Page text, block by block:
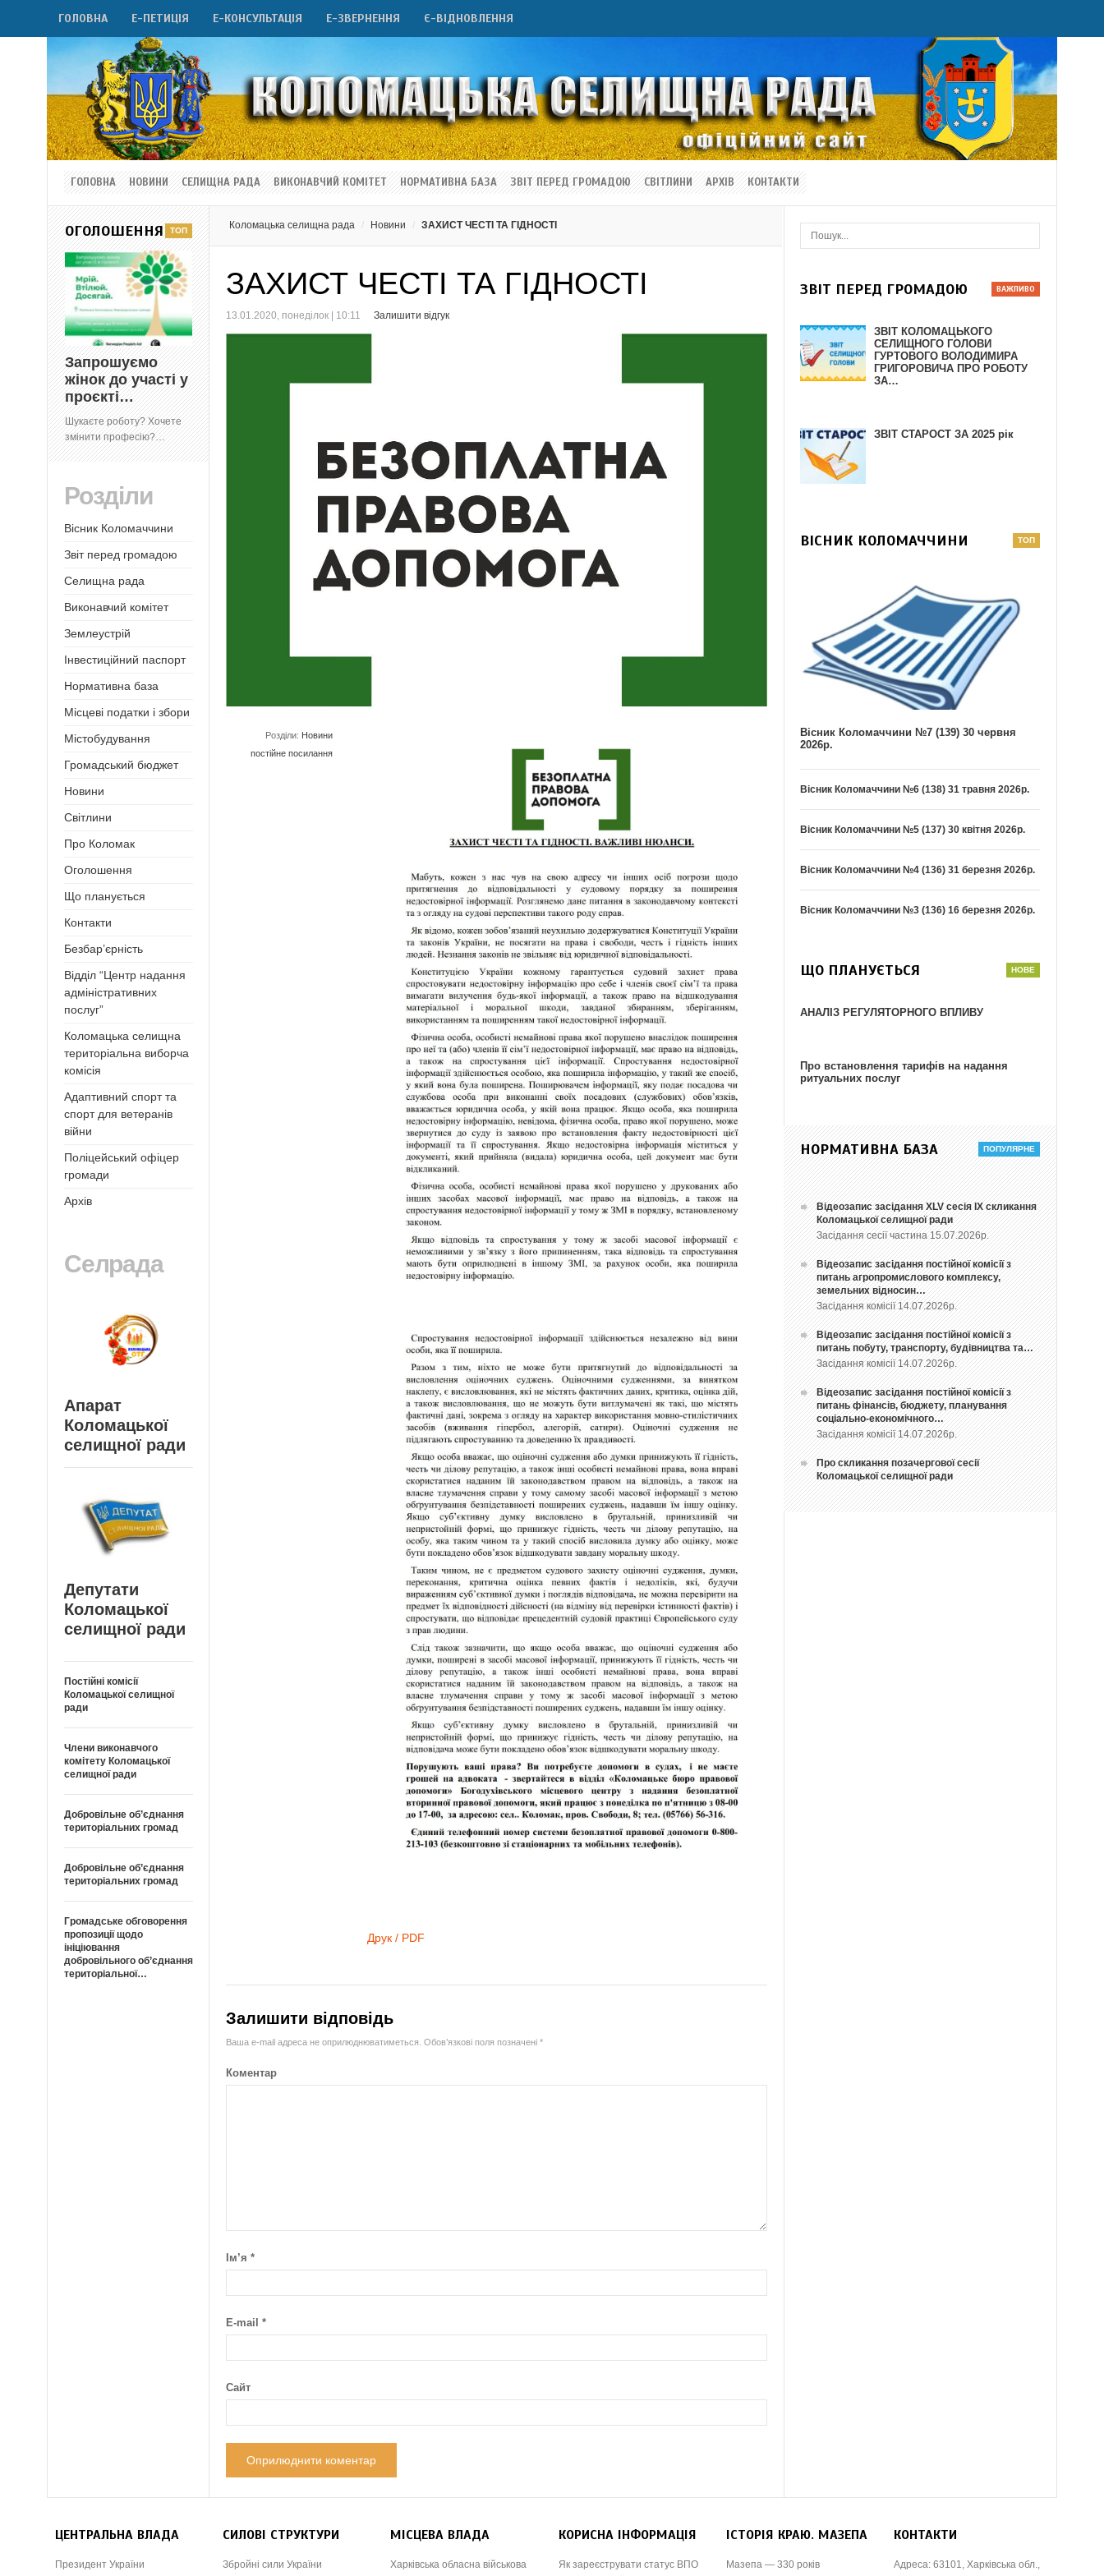
ГОЛОВНА Е-ПЕТИЦІЯ Е-КОНСУЛЬТАЦІЯ Е-ЗВЕРНЕННЯ Є-ВІДНОВЛЕННЯ
ГОЛОВНА НОВИНИ СЕЛИЩНА РАДА ВИКОНАВЧИЙ КОМІТЕТ НОРМАТИВНА БАЗА ЗВІТ ПЕРЕД ГРОМАДОЮ СВІТЛИНИ АРХІВ КОНТАКТИ
Коломацька селищна рада Новини ЗАХИСТ ЧЕСТІ ТА ГІДНОСТІ
ЗАХИСТ ЧЕСТІ ТА ГІДНОСТІ
13.01.2020, понеділок | 10:11 Залишити відгук
Розділи: Новини
постійне посилання
Друк / PDF
Залишити відповідь
Ваша e-mail адреса не оприлюднюватиметься. Обов’язкові поля позначені*
Коментар
Ім’я*
E-mail*
Сайт
ОГОЛОШЕННЯ
Запрошуємо
жінок до участі у
проєкті…
Шукаєте роботу? Хочете
змінити професію?…
Розділи
Вісник Коломаччини
Звіт перед громадою
Селищна рада
Виконавчий комітет
Землеустрій
Інвестиційний паспорт
Нормативна база
Місцеві податки і збори
Містобудування
Громадський бюджет
Новини
Світлини
Про Коломак
Оголошення
Що планується
Контакти
Безбар’єрність
Відділ “Центр надання
адміністративних
послуг”
Коломацька селищна
територіальна виборча
комісія
Адаптивний спорт та
спорт для ветеранів
війни
Поліцейський офіцер
громади
Архів
Селрада
Апарат
Коломацької
селищної ради
Депутати
Коломацької
селищної ради
Постійні комісії
Коломацької селищної
ради
Члени виконавчого
комітету Коломацької
селищної ради
Добровільне об’єднання
територіальних громад
Добровільне об’єднання
територіальних громад
Громадське обговорення
пропозиції щодо
ініціювання
добровільного об’єднання
територіальної…
ЗВІТ ПЕРЕД ГРОМАДОЮ
ЗВІТ КОЛОМАЦЬКОГО
СЕЛИЩНОГО ГОЛОВИ
ГУРТОВОГО ВОЛОДИМИРА
ГРИГОРОВИЧА ПРО РОБОТУ
ЗА…
ЗВІТ СТАРОСТ ЗА 2025 рік
ВІСНИК КОЛОМАЧЧИНИ
Вісник Коломаччини №7 (139) 30 червня
2026р.
Вісник Коломаччини №6 (138) 31 травня 2026р.
Вісник Коломаччини №5 (137) 30 квітня 2026р.
Вісник Коломаччини №4 (136) 31 березня 2026р.
Вісник Коломаччини №3 (136) 16 березня 2026р.
ЩО ПЛАНУЄТЬСЯ
АНАЛІЗ РЕГУЛЯТОРНОГО ВПЛИВУ
Про встановлення тарифів на надання
ритуальних послуг
НОРМАТИВНА БАЗА
Відеозапис засідання ХLV сесія ІХ скликання
Коломацької селищної ради
Засідання сесії частина 15.07.2026р.
Відеозапис засідання постійної комісії з
питань агропромислового комплексу,
земельних відносин…
Засідання комісії 14.07.2026р.
Відеозапис засідання постійної комісії з
питань побуту, транспорту, будівництва та…
Засідання комісії 14.07.2026р.
Відеозапис засідання постійної комісії з
питань фінансів, бюджету, планування
соціально-економічного…
Засідання комісії 14.07.2026р.
Про скликання позачергової сесії
Коломацької селищної ради
ЦЕНТРАЛЬНА ВЛАДА
Президент України
СИЛОВІ СТРУКТУРИ
Збройні сили України
МІСЦЕВА ВЛАДА
Харківська обласна військова
КОРИСНА ІНФОРМАЦІЯ
Як зареєструвати статус ВПО
ІСТОРІЯ КРАЮ. МАЗЕПА
Мазепа — 330 років
КОНТАКТИ
Адреса: 63101, Харківська обл.,